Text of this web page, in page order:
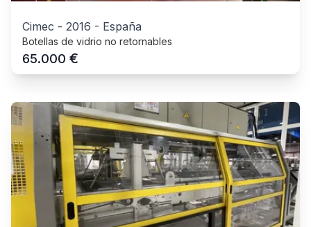
Cimec - 2016 - España
Botellas de vidrio no retornables
65.000 €